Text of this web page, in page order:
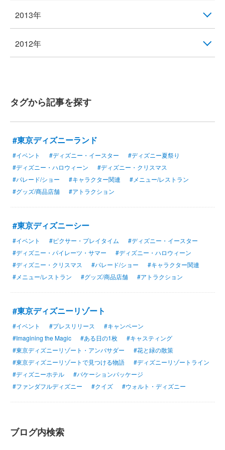
2013年
2012年
タグから記事を探す
#東京ディズニーランド
#イベント #ディズニー・イースター
#ディズニー夏祭り
#ディズニー・ハロウィーン
#ディズニー・クリスマス
#パレード/ショー
#キャラクター関連
#メニュー/レストラン
#グッズ/商品店舗
#アトラクション
#東京ディズニーシー
#イベント #ピクサー・プレイタイム
#ディズニー・イースター
#ディズニー・パイレーツ・サマー
#ディズニー・ハロウィーン
#ディズニー・クリスマス
#パレード/ショー
#キャラクター関連
#メニュー/レストラン
#グッズ/商品店舗 #アトラクション
#東京ディズニーリゾート
#イベント #プレスリリース
#キャンペーン
#Imagining the Magic
#ある日の1枚
#キャスティング
#東京ディズニーリゾート・アンバサダー
#花と緑の散策
#東京ディズニーリゾートで見つける物語
#ディズニーリゾートライン
#ディズニーホテル
#バケーションパッケージ
#ファンダフルディズニー
#クイズ #ウォルト・ディズニー
ブログ内検索